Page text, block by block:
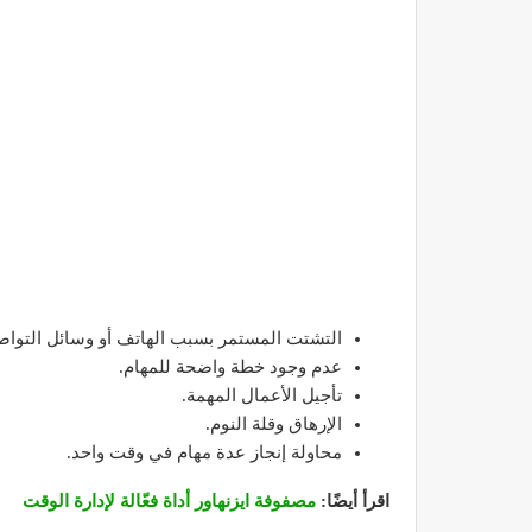
التشتت المستمر بسبب الهاتف أو وسائل
عدم وجود خطة واضحة للمهام.
تأجيل الأعمال المهمة.
الإرهاق وقلة النوم.
محاولة إنجاز عدة مهام في وقت واحد.
اقرأ أيضًا: مصفوفة ايزنهاور أداة فعّالة لإدارة الوقت